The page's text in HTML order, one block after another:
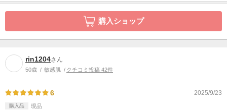
購入ショップ
rin1204さん
50歳 敏感肌 クチコミ投稿 42件
6 2025/9/23
購入品 現品